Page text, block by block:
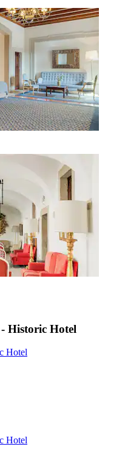
Historic Hotel
Hotel
Hotel